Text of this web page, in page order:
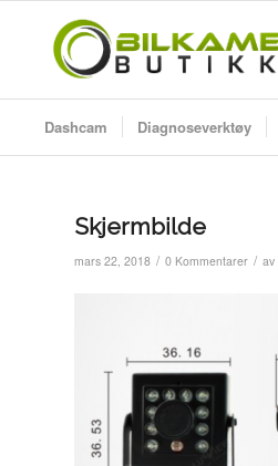
Dashcam Diagnoseverktøy
Skjermbilde
mars 22, 2018 / 0 Kommentarer / av